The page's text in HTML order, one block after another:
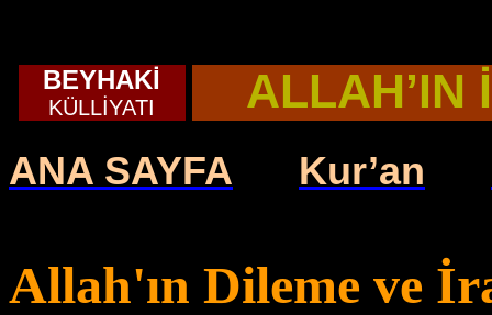
BEYHAKİ
KÜLLİYATI ALLAH’IN
ANA SAYFA Kur’an
Allah'ın Dileme ve